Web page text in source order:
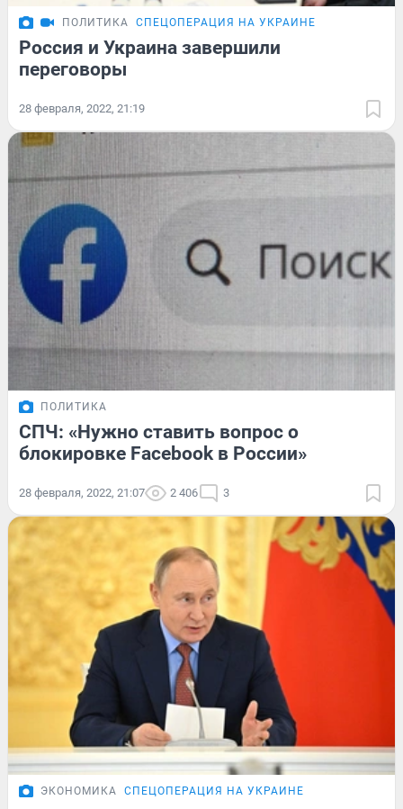
ПОЛИТИКА СПЕЦОПЕРАЦИЯ НА УКРАИНЕ
Россия и Украина завершили
переговоры
28 февраля, 2022, 21:19
ПОЛИТИКА
СПЧ: «Нужно ставить вопрос о
блокировке Facebook в России»
28 февраля, 2022, 21:07 2 406 3
ЭКОНОМИКА СПЕЦОПЕРАЦИЯ НА УКРАИНЕ